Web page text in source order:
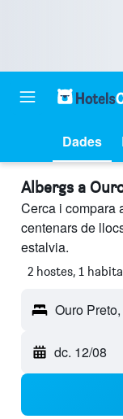
Dades
Albergs a
Cerca i compara
centenars de
estalvia.
2 hostes, 1
Ouro
dc. 12/08